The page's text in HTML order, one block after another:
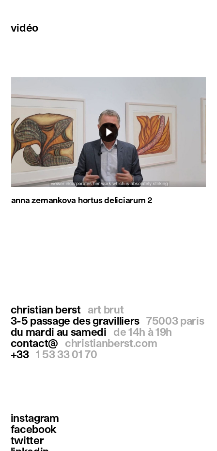
vidéo
anna zemankova hortus deliciarum 2
christian berst
art brut
3-5 passage des gravilliers 75003 paris
du mardi au samedi
de 14h à 19h
contact@
christianberst.com
+33 1 53 33 01 70
instagram
facebook
twitter